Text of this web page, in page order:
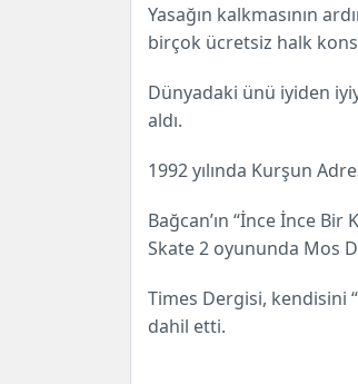
Yasağın kalkmasının
birçok ücretsiz halk
Dünyadaki ünü iyiden
aldı.
1992 yılında Kurşun
Bağcan’ın “İnce İnce
Skate 2 oyununda Mos
Times Dergisi, kendisini
dahil etti.